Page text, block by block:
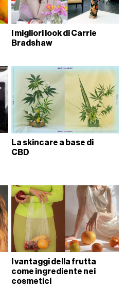
I migliori look di Carrie
Bradshaw
La skincare a base di
CBD
I vantaggi della frutta
come ingrediente nei
cosmetici